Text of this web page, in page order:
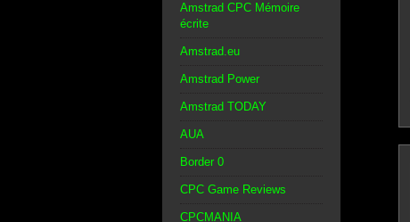
Amstrad CPC Mémoire
écrite
Amstrad.eu
Amstrad Power
Amstrad TODAY
AUA
Border 0
CPC Game Reviews
CPCMANIA